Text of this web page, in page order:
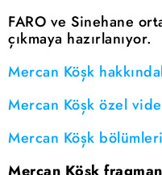
FARO ve Sinehane
çıkmaya hazırlanıyor.
Mercan Köşk
Mercan Köşk özel
Mercan Köşk bölümleri